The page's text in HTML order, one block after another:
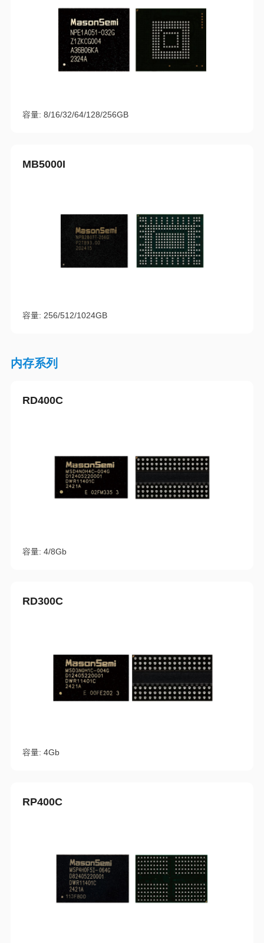
容量: 8/16/32/64/128/256GB
MB5000I
容量: 256/512/1024GB
内存系列
RD400C
容量: 4/8Gb
RD300C
容量: 4Gb
RP400C